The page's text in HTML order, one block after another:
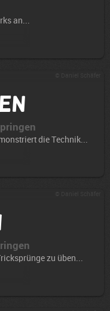
an...
die Technik...
zu üben...